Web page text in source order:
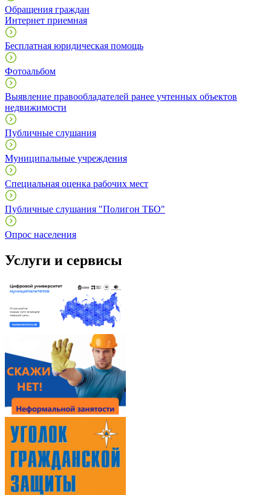
Обращения граждан
Интернет приемная
Бесплатная юридическая помощь
Фотоальбом
Выявление правообладателей ранее учтенных объектов
недвижимости
Публичные слушания
Муниципальные учреждения
Специальная оценка рабочих мест
Публичные слушания "Полигон ТБО"
Опрос населения
Услуги и сервисы